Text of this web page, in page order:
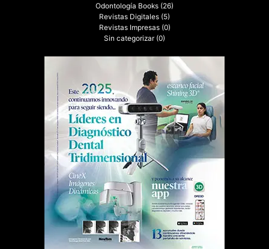
Odontología Books (26)
Revistas Digitales (5)
Revistas Impresas (0)
Sin categorizar (0)